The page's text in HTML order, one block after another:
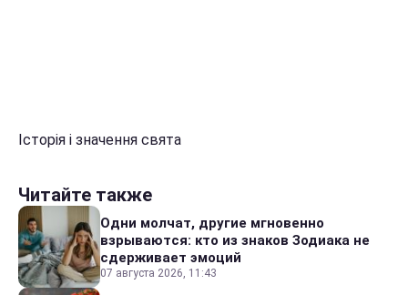
Історія і значення свята
Читайте также
Одни молчат, другие мгновенно
взрываются: кто из знаков Зодиака не
сдерживает эмоций
07 августа 2026, 11:43